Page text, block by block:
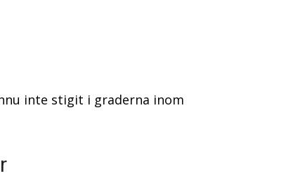
inte stigit i graderna inom